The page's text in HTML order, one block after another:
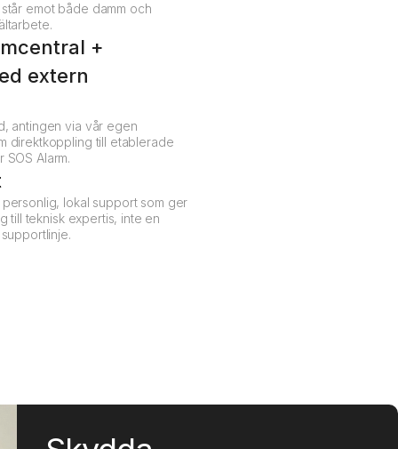
emot både damm och
+
extern
antingen via vår egen
direktkoppling till etablerade
SOS Alarm.
lokal support som ger
till teknisk expertis, inte en